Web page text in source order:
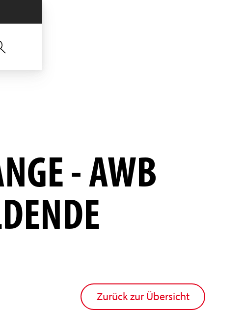
- AWB
Zurück zur Übersicht